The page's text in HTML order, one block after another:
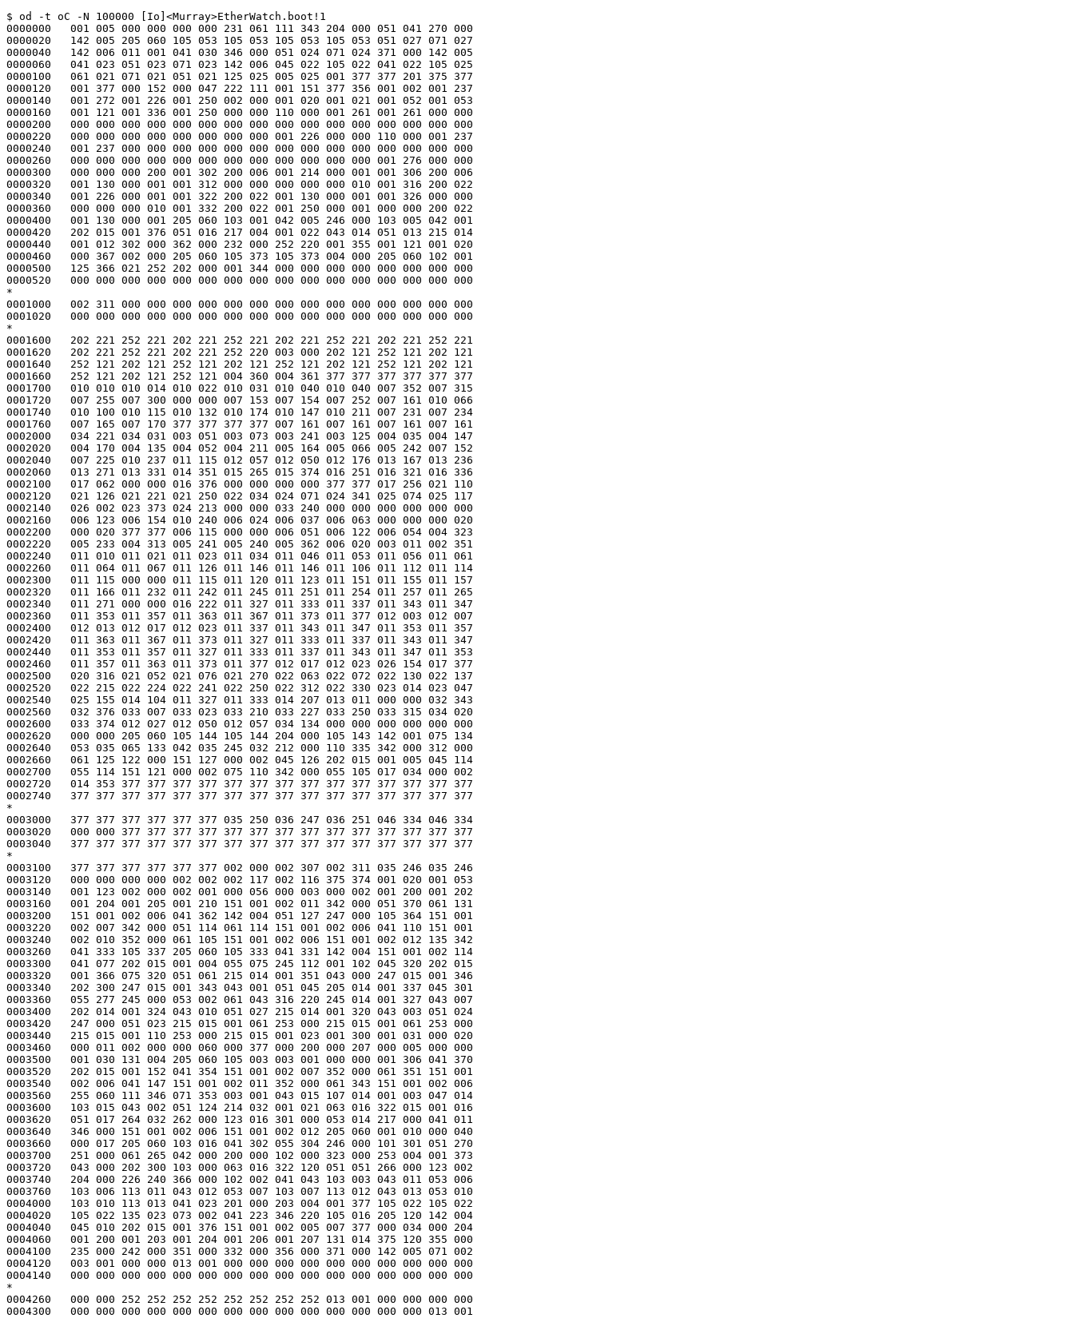
$ od -t oC -N 100000 [Io]<Murray>EtherWatch.boot!1
0000000   001 005 000 000 000 000 231 061 111 343 204 000 051 041 270 000
0000020   142 005 205 060 105 053 105 053 105 053 105 053 051 027 071 027
0000040   142 006 011 001 041 030 346 000 051 024 071 024 371 000 142 005
0000060   041 023 051 023 071 023 142 006 045 022 105 022 041 022 105 025
0000100   061 021 071 021 051 021 125 025 005 025 001 377 377 201 375 377
0000120   001 377 000 152 000 047 222 111 001 151 377 356 001 002 001 237
0000140   001 272 001 226 001 250 002 000 001 020 001 021 001 052 001 053
0000160   001 121 001 336 001 250 000 000 110 000 001 261 001 261 000 000
0000200   000 000 000 000 000 000 000 000 000 000 000 000 000 000 000 000
0000220   000 000 000 000 000 000 000 000 001 226 000 000 110 000 001 237
0000240   001 237 000 000 000 000 000 000 000 000 000 000 000 000 000 000
0000260   000 000 000 000 000 000 000 000 000 000 000 000 001 276 000 000
0000300   000 000 000 200 001 302 200 006 001 214 000 001 001 306 200 006
0000320   001 130 000 001 001 312 000 000 000 000 000 010 001 316 200 022
0000340   001 226 000 001 001 322 200 022 001 130 000 001 001 326 000 000
0000360   000 000 000 010 001 332 200 022 001 250 000 001 000 000 200 022
0000400   001 130 000 001 205 060 103 001 042 005 246 000 103 005 042 001
0000420   202 015 001 376 051 016 217 004 001 022 043 014 051 013 215 014
0000440   001 012 302 000 362 000 232 000 252 220 001 355 001 121 001 020
0000460   000 367 002 000 205 060 105 373 105 373 004 000 205 060 102 001
0000500   125 366 021 252 202 000 001 344 000 000 000 000 000 000 000 000
0000520   000 000 000 000 000 000 000 000 000 000 000 000 000 000 000 000
*
0001000   002 311 000 000 000 000 000 000 000 000 000 000 000 000 000 000
0001020   000 000 000 000 000 000 000 000 000 000 000 000 000 000 000 000
*
0001600   202 221 252 221 202 221 252 221 202 221 252 221 202 221 252 221
0001620   202 221 252 221 202 221 252 220 003 000 202 121 252 121 202 121
0001640   252 121 202 121 252 121 202 121 252 121 202 121 252 121 202 121
0001660   252 121 202 121 252 121 004 360 004 361 377 377 377 377 377 377
0001700   010 010 010 014 010 022 010 031 010 040 010 040 007 352 007 315
0001720   007 255 007 300 000 000 007 153 007 154 007 252 007 161 010 066
0001740   010 100 010 115 010 132 010 174 010 147 010 211 007 231 007 234
0001760   007 165 007 170 377 377 377 377 007 161 007 161 007 161 007 161
0002000   034 221 034 031 003 051 003 073 003 241 003 125 004 035 004 147
0002020   004 170 004 135 004 052 004 211 005 164 005 066 005 242 007 152
0002040   007 225 010 237 011 115 012 057 012 050 012 176 013 167 013 236
0002060   013 271 013 331 014 351 015 265 015 374 016 251 016 321 016 336
0002100   017 062 000 000 016 376 000 000 000 000 377 377 017 256 021 110
0002120   021 126 021 221 021 250 022 034 024 071 024 341 025 074 025 117
0002140   026 002 023 373 024 213 000 000 033 240 000 000 000 000 000 000
0002160   006 123 006 154 010 240 006 024 006 037 006 063 000 000 000 020
0002200   000 020 377 377 006 115 000 000 006 051 006 122 006 054 004 323
0002220   005 233 004 313 005 241 005 240 005 362 006 020 003 011 002 351
0002240   011 010 011 021 011 023 011 034 011 046 011 053 011 056 011 061
0002260   011 064 011 067 011 126 011 146 011 146 011 106 011 112 011 114
0002300   011 115 000 000 011 115 011 120 011 123 011 151 011 155 011 157
0002320   011 166 011 232 011 242 011 245 011 251 011 254 011 257 011 265
0002340   011 271 000 000 016 222 011 327 011 333 011 337 011 343 011 347
0002360   011 353 011 357 011 363 011 367 011 373 011 377 012 003 012 007
0002400   012 013 012 017 012 023 011 337 011 343 011 347 011 353 011 357
0002420   011 363 011 367 011 373 011 327 011 333 011 337 011 343 011 347
0002440   011 353 011 357 011 327 011 333 011 337 011 343 011 347 011 353
0002460   011 357 011 363 011 373 011 377 012 017 012 023 026 154 017 377
0002500   020 316 021 052 021 076 021 270 022 063 022 072 022 130 022 137
0002520   022 215 022 224 022 241 022 250 022 312 022 330 023 014 023 047
0002540   025 155 014 104 011 327 011 333 014 207 013 011 000 000 032 343
0002560   032 376 033 007 033 023 033 210 033 227 033 250 033 315 034 020
0002600   033 374 012 027 012 050 012 057 034 134 000 000 000 000 000 000
0002620   000 000 205 060 105 144 105 144 204 000 105 143 142 001 075 134
0002640   053 035 065 133 042 035 245 032 212 000 110 335 342 000 312 000
0002660   061 125 122 000 151 127 000 002 045 126 202 015 001 005 045 114
0002700   055 114 151 121 000 002 075 110 342 000 055 105 017 034 000 002
0002720   014 353 377 377 377 377 377 377 377 377 377 377 377 377 377 377
0002740   377 377 377 377 377 377 377 377 377 377 377 377 377 377 377 377
*
0003000   377 377 377 377 377 377 035 250 036 247 036 251 046 334 046 334
0003020   000 000 377 377 377 377 377 377 377 377 377 377 377 377 377 377
0003040   377 377 377 377 377 377 377 377 377 377 377 377 377 377 377 377
*
0003100   377 377 377 377 377 377 002 000 002 307 002 311 035 246 035 246
0003120   000 000 000 000 002 002 002 117 002 116 375 374 001 020 001 053
0003140   001 123 002 000 002 001 000 056 000 003 000 002 001 200 001 202
0003160   001 204 001 205 001 210 151 001 002 011 342 000 051 370 061 131
0003200   151 001 002 006 041 362 142 004 051 127 247 000 105 364 151 001
0003220   002 007 342 000 051 114 061 114 151 001 002 006 041 110 151 001
0003240   002 010 352 000 061 105 151 001 002 006 151 001 002 012 135 342
0003260   041 333 105 337 205 060 105 333 041 331 142 004 151 001 002 114
0003300   041 077 202 015 001 004 055 075 245 112 001 102 045 320 202 015
0003320   001 366 075 320 051 061 215 014 001 351 043 000 247 015 001 346
0003340   202 300 247 015 001 343 043 001 051 045 205 014 001 337 045 301
0003360   055 277 245 000 053 002 061 043 316 220 245 014 001 327 043 007
0003400   202 014 001 324 043 010 051 027 215 014 001 320 043 003 051 024
0003420   247 000 051 023 215 015 001 061 253 000 215 015 001 061 253 000
0003440   215 015 001 110 253 000 215 015 001 023 001 300 001 031 000 020
0003460   000 011 002 000 000 060 000 377 000 200 000 207 000 005 000 000
0003500   001 030 131 004 205 060 105 003 003 001 000 000 001 306 041 370
0003520   202 015 001 152 041 354 151 001 002 007 352 000 061 351 151 001
0003540   002 006 041 147 151 001 002 011 352 000 061 343 151 001 002 006
0003560   255 060 111 346 071 353 003 001 043 015 107 014 001 003 047 014
0003600   103 015 043 002 051 124 214 032 001 021 063 016 322 015 001 016
0003620   051 017 264 032 262 000 123 016 301 000 053 014 217 000 041 011
0003640   346 000 151 001 002 006 151 001 002 012 205 060 001 010 000 040
0003660   000 017 205 060 103 016 041 302 055 304 246 000 101 301 051 270
0003700   251 000 061 265 042 000 200 000 102 000 323 000 253 004 001 373
0003720   043 000 202 300 103 000 063 016 322 120 051 051 266 000 123 002
0003740   204 000 226 240 366 000 102 002 041 043 103 003 043 011 053 006
0003760   103 006 113 011 043 012 053 007 103 007 113 012 043 013 053 010
0004000   103 010 113 013 041 023 201 000 203 004 001 377 105 022 105 022
0004020   105 022 135 023 073 002 041 223 346 220 105 016 205 120 142 004
0004040   045 010 202 015 001 376 151 001 002 005 007 377 000 034 000 204
0004060   001 200 001 203 001 204 001 206 001 207 131 014 375 120 355 000
0004100   235 000 242 000 351 000 332 000 356 000 371 000 142 005 071 002
0004120   003 001 000 000 013 001 000 000 000 000 000 000 000 000 000 000
0004140   000 000 000 000 000 000 000 000 000 000 000 000 000 000 000 000
*
0004260   000 000 252 252 252 252 252 252 252 252 013 001 000 000 000 000
0004300   000 000 000 000 000 000 000 000 000 000 000 000 000 000 013 001
0004320   000 000 000 000 000 000 000 000 000 000 000 000 000 000 000 000
*
0004360   013 001 000 000 167 107 044 104 046 106 044 104 047 167 000 000
0004400   000 000 152 227 212 252 112 252 052 272 305 052 000 000 000 000
0004420   000 000 001 114 000 031 000 000 000 000 377 377 377 377 377 377
0004440   377 377 377 377 377 377 377 377 377 377 377 377 377 377 000 000
0004460   000 000 000 000 000 000 000 000 000 000 000 000 000 000 000 000
0004500   000 000 000 000 000 000 000 000 000 000 000 000 000 000 002 015
0004520   000 000 000 000 000 000 000 000 000 000 000 000 000 000 000 000
*
0004620   000 000 000 000 000 000 000 000 001 052 001 053 001 121 002 013
0004640   000 003 000 010 000 016 177 002 003 001 125 135 142 013 325 061
0004660   324 000 125 133 061 364 102 160 112 161 132 163 205 160 102 164
0004700   072 006 254 000 276 000 135 116 043 000 051 120 245 004 213 005
0004720   001 022 253 004 001 016 065 344 041 344 101 237 051 344 031 235
0004740   266 001 001 007 051 337 042 006 235 014 001 372 032 007 001 077
0004760   204 000 001 004 052 357 115 066 035 070 101 152 205 060 011 056
0005000   000 011 045 315 202 014 001 376 203 140 142 004 011 040 075 310
0005020   113 002 041 027 346 000 151 001 002 004 202 014 001 015 021 130
0005040   001 006 055 276 041 356 246 000 151 001 002 003 142 001 065 033
0005060   205 120 151 001 002 075 065 261 011 012 125 257 204 000 011 016
0005100   000 004 075 256 043 002 222 004 003 037 001 062 045 247 255 060
0005120   115 245 142 001 142 000 105 242 003 000 061 236 322 014 002 000
0005140   003 001 001 300 001 303 001 304 001 307 177 011 072 004 372 014
0005160   073 000 042 003 346 000 052 005 250 001 045 057 101 056 253 004
0005200   001 375 052 002 011 060 001 016 001 010 001 004 001 010 045 052
0005220   001 004 055 350 253 000 115 350 105 345 001 005 025 343 045 345
0005240   202 014 025 340 045 342 052 001 011 036 202 015 001 027 051 102
0005260   071 031 111 017 131 021 322 014 052 000 111 012 045 323 105 014
0005300   071 323 043 001 202 200 043 375 053 376 063 377 073 000 000 000
0005320   000 000 025 002 001 376 000 000 000 000 051 003 011 353 000 000
0005340   005 007 001 100 276 000 003 000 101 041 111 041 131 041 205 160
0005360   101 040 071 040 045 045 051 042 247 000 051 037 101 036 202 015
0005400   252 015 0